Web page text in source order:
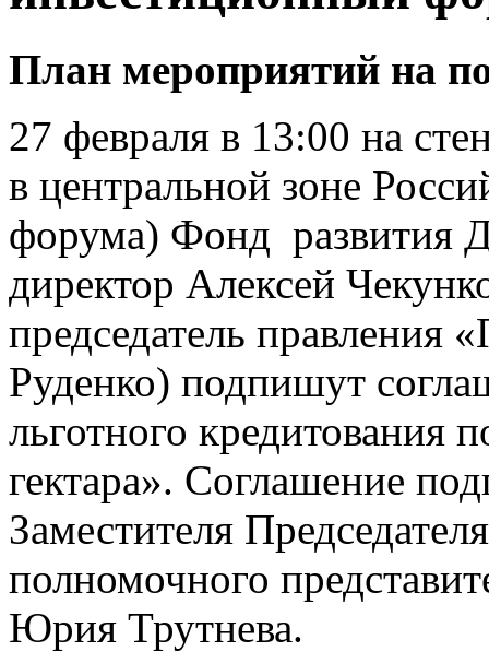
План мероприятий на
27 февраля в 13:00 на
в центральной зоне
форума) Фонд развития
директор Алексей
председатель правления
Руденко) подпишут
льготного кредитования
гектара». Соглашение
Заместителя
полномочного
Юрия Трутнева.